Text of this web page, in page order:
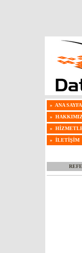
» ANA SAYFA
»
»
» İLETİŞİM